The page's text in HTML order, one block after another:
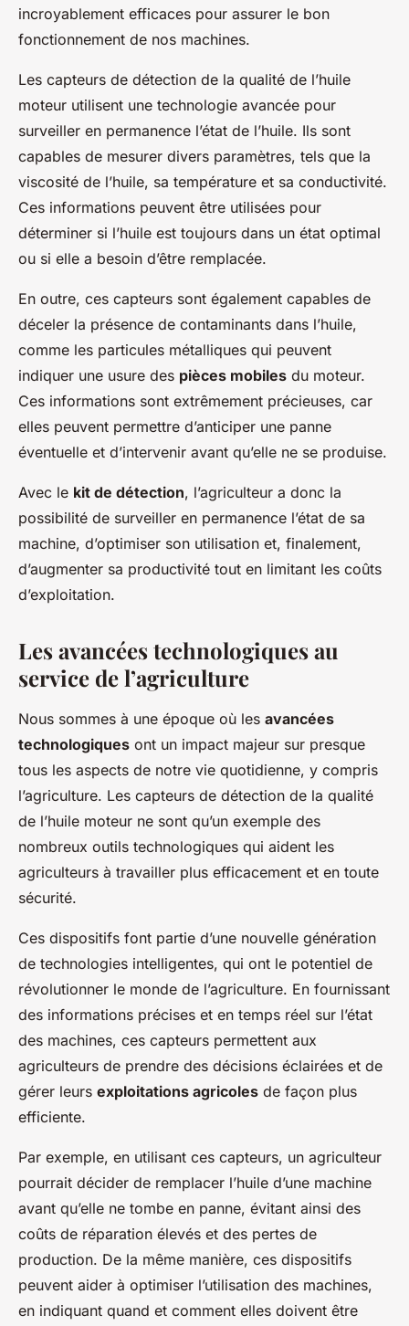
incroyablement efficaces pour assurer le bon
fonctionnement de nos machines.
Les capteurs de détection de la qualité de l’huile
moteur utilisent une technologie avancée pour
surveiller en permanence l’état de l’huile. Ils sont
capables de mesurer divers paramètres, tels que la
viscosité de l’huile, sa température et sa conductivité.
Ces informations peuvent être utilisées pour
déterminer si l’huile est toujours dans un état optimal
ou si elle a besoin d’être remplacée.
En outre, ces capteurs sont également capables de
déceler la présence de contaminants dans l’huile,
comme les particules métalliques qui peuvent
indiquer une usure des pièces mobiles du moteur.
Ces informations sont extrêmement précieuses, car
elles peuvent permettre d’anticiper une panne
éventuelle et d’intervenir avant qu’elle ne se produise.
Avec le kit de détection, l’agriculteur a donc la
possibilité de surveiller en permanence l’état de sa
machine, d’optimiser son utilisation et, finalement,
d’augmenter sa productivité tout en limitant les coûts
d’exploitation.
Les avancées technologiques au
service de l’agriculture
Nous sommes à une époque où les avancées
technologiques ont un impact majeur sur presque
tous les aspects de notre vie quotidienne, y compris
l’agriculture. Les capteurs de détection de la qualité
de l’huile moteur ne sont qu’un exemple des
nombreux outils technologiques qui aident les
agriculteurs à travailler plus efficacement et en toute
sécurité.
Ces dispositifs font partie d’une nouvelle génération
de technologies intelligentes, qui ont le potentiel de
révolutionner le monde de l’agriculture. En fournissant
des informations précises et en temps réel sur l’état
des machines, ces capteurs permettent aux
agriculteurs de prendre des décisions éclairées et de
gérer leurs exploitations agricoles de façon plus
efficiente.
Par exemple, en utilisant ces capteurs, un agriculteur
pourrait décider de remplacer l’huile d’une machine
avant qu’elle ne tombe en panne, évitant ainsi des
coûts de réparation élevés et des pertes de
production. De la même manière, ces dispositifs
peuvent aider à optimiser l’utilisation des machines,
en indiquant quand et comment elles doivent être